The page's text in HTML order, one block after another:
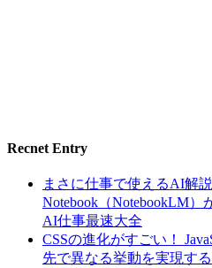
Recnet Entry
まさに仕事で使えるAI解
Notebook（NotebookLM
AI仕事最速大全
CSSの進化がすごい！
先で異なる挙動を実現す